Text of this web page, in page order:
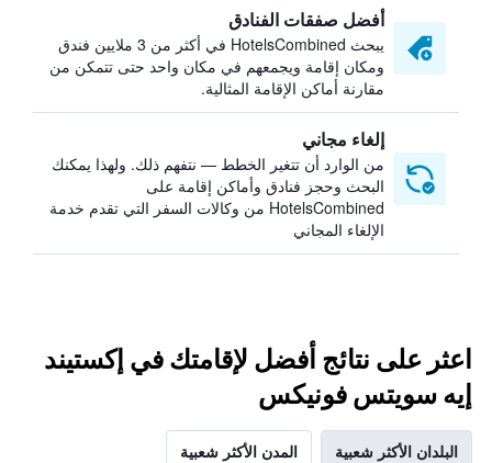
أفضل صفقات الفنادق
يبحث HotelsCombined في أكثر من 3 ملايين فندق
ومكان إقامة ويجمعهم في مكان واحد حتى تتمكن من
مقارنة أماكن الإقامة المثالية.
إلغاء مجاني
من الوارد أن تتغير الخطط — نتفهم ذلك. ولهذا يمكنك
البحث وحجز فنادق وأماكن إقامة على
HotelsCombined من وكالات السفر التي تقدم خدمة
الإلغاء المجاني
اعثر على نتائج أفضل لإقامتك في إكستيند
إيه سويتس فونيكس
البلدان الأكثر شعبية المدن الأكثر شعبية